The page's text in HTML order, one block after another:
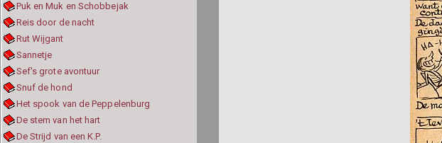
Puk en Muk en Schobbejak
Reis door de nacht
Rut Wijgant
Sannetje
Sef's grote avontuur
Snuf de hond
Het spook van de Peppelenburg
De stem van het hart
De Strijd van een K.P.